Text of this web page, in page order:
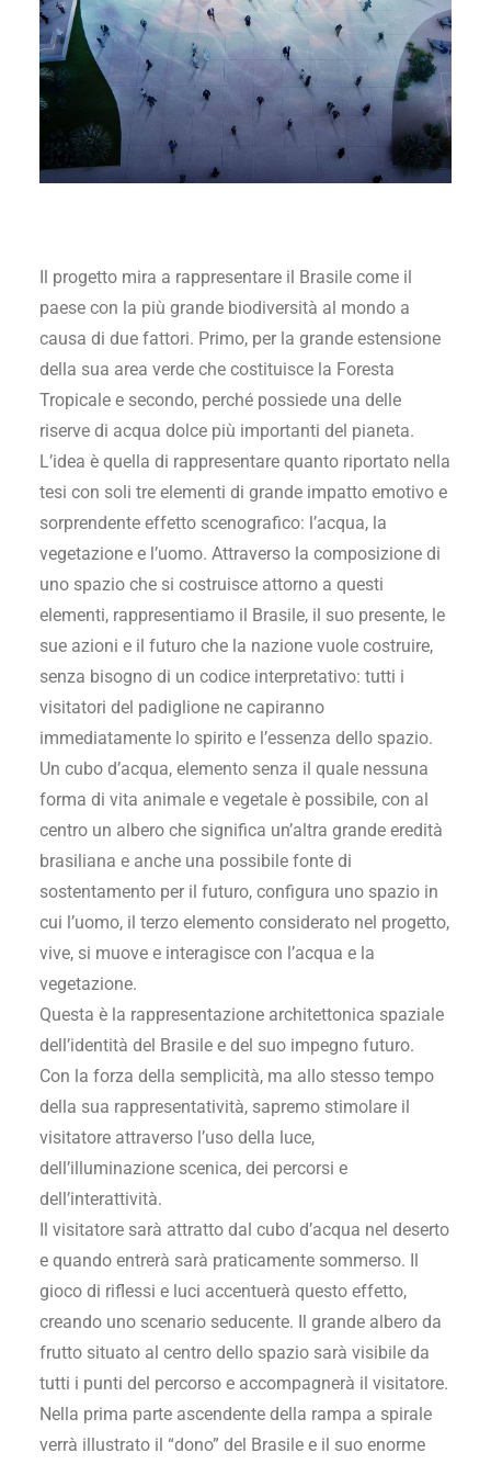
Il progetto mira a rappresentare il Brasile come il
paese con la più grande biodiversità al mondo a
causa di due fattori. Primo, per la grande estensione
della sua area verde che costituisce la Foresta
Tropicale e secondo, perché possiede una delle
riserve di acqua dolce più importanti del pianeta.
L’idea è quella di rappresentare quanto riportato nella
tesi con soli tre elementi di grande impatto emotivo e
sorprendente effetto scenografico: l’acqua, la
vegetazione e l’uomo. Attraverso la composizione di
uno spazio che si costruisce attorno a questi
elementi, rappresentiamo il Brasile, il suo presente, le
sue azioni e il futuro che la nazione vuole costruire,
senza bisogno di un codice interpretativo: tutti i
visitatori del padiglione ne capiranno
immediatamente lo spirito e l’essenza dello spazio.
Un cubo d’acqua, elemento senza il quale nessuna
forma di vita animale e vegetale è possibile, con al
centro un albero che significa un’altra grande eredità
brasiliana e anche una possibile fonte di
sostentamento per il futuro, configura uno spazio in
cui l’uomo, il terzo elemento considerato nel progetto,
vive, si muove e interagisce con l’acqua e la
vegetazione.
Questa è la rappresentazione architettonica spaziale
dell’identità del Brasile e del suo impegno futuro.
Con la forza della semplicità, ma allo stesso tempo
della sua rappresentatività, sapremo stimolare il
visitatore attraverso l’uso della luce,
dell’illuminazione scenica, dei percorsi e
dell’interattività.
Il visitatore sarà attratto dal cubo d’acqua nel deserto
e quando entrerà sarà praticamente sommerso. Il
gioco di riflessi e luci accentuerà questo effetto,
creando uno scenario seducente. Il grande albero da
frutto situato al centro dello spazio sarà visibile da
tutti i punti del percorso e accompagnerà il visitatore.
Nella prima parte ascendente della rampa a spirale
verrà illustrato il “dono” del Brasile e il suo enorme